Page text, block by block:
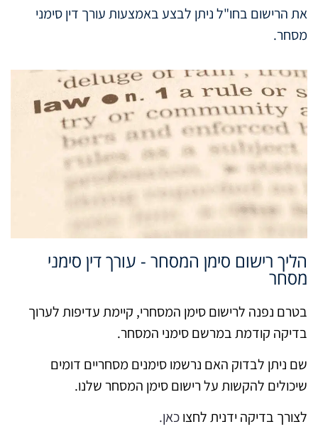
את הרישום בחו"ל ניתן לבצע באמצעות עורך דין סימני
מסחר.
הליך רישום סימן המסחר - עורך דין סימני
מסחר
בטרם נפנה לרישום סימן המסחרי, קיימת עדיפות לערוך
בדיקה קודמת במרשם סימני המסחר.
שם ניתן לבדוק האם נרשמו סימנים מסחריים דומים
שיכולים להקשות על רישום סימן המסחר שלנו.
לצורך בדיקה ידנית לחצוכאן.